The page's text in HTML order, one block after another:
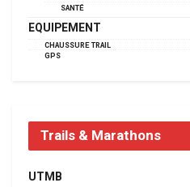
SANTÉ
EQUIPEMENT
CHAUSSURE TRAIL
GPS
Trails & Marathons
UTMB